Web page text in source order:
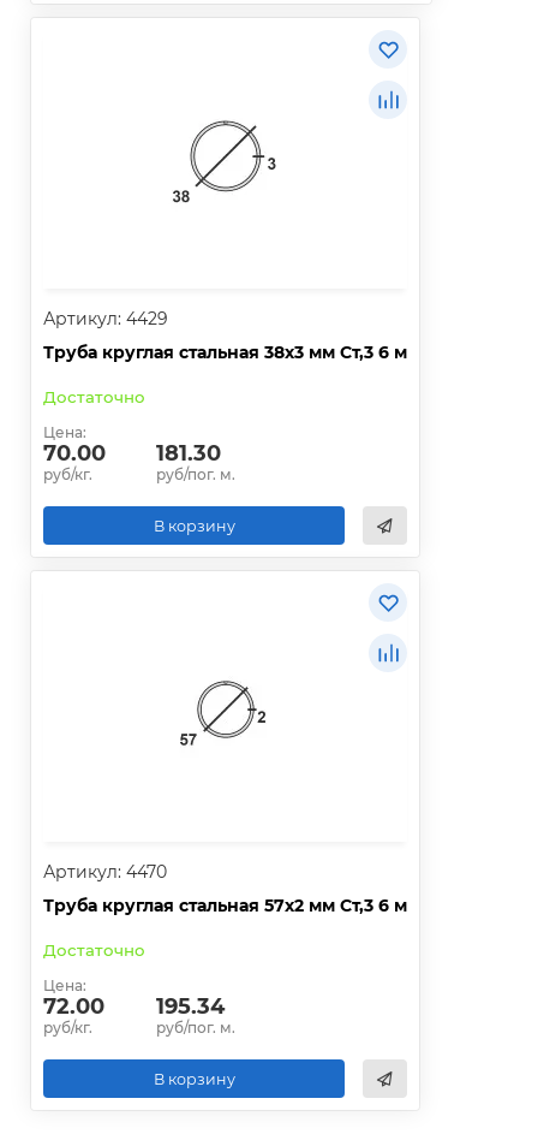
Артикул: 4429
Труба круглая стальная 38х3 мм Ст,3 6 м
Достаточно
Цена:
70.00
руб/кг.
181.30
руб/пог. м.
В корзину
Артикул: 4470
Труба круглая стальная 57х2 мм Ст,3 6 м
Достаточно
Цена:
72.00
руб/кг.
195.34
руб/пог. м.
В корзину